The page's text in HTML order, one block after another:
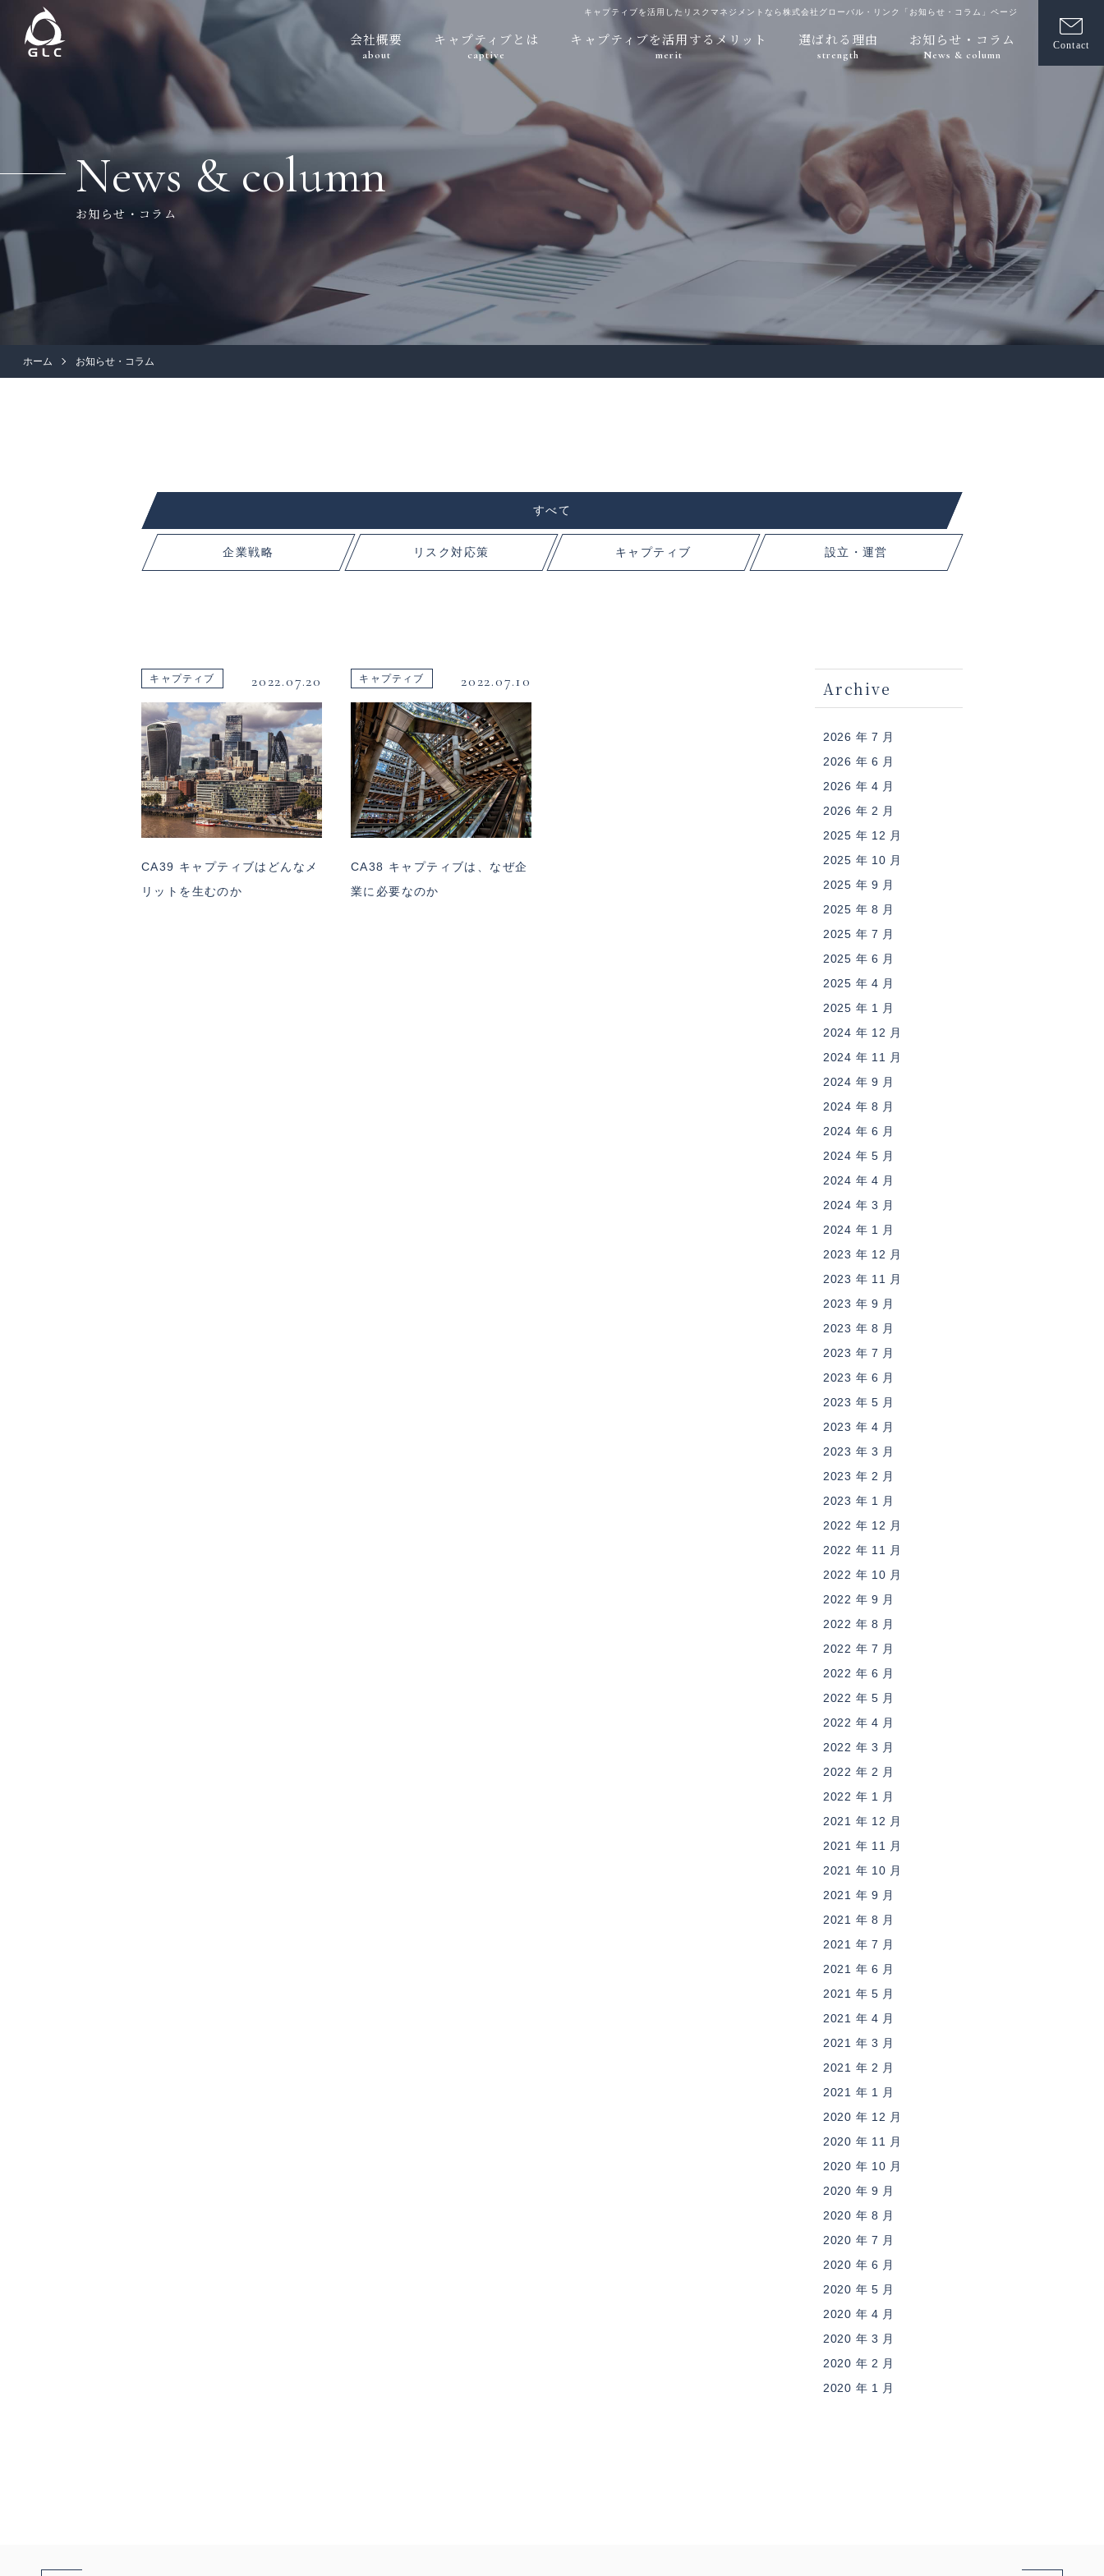
キャプティブを活用したリスクマネジメントなら株式会社グローバル・リンク「お知らせ・コラム」ページ
会社概要
about
キャプティブとは
captive
キャプティブを活用するメリット
merit
選ばれる理由
strength
お知らせ・コラム
News & column
Contact
News & column
お知らせ・コラム
ホーム お知らせ・コラム
すべて
企業戦略 リスク対応策 キャプティブ 設立・運営
キャプティブ 2022.07.20
CA39 キャプティブはどんなメ
リットを生むのか
キャプティブ 2022.07.10
CA38 キャプティブは、なぜ企
業に必要なのか
Archive
2026 年 7 月
2026 年 6 月
2026 年 4 月
2026 年 2 月
2025 年 12 月
2025 年 10 月
2025 年 9 月
2025 年 8 月
2025 年 7 月
2025 年 6 月
2025 年 4 月
2025 年 1 月
2024 年 12 月
2024 年 11 月
2024 年 9 月
2024 年 8 月
2024 年 6 月
2024 年 5 月
2024 年 4 月
2024 年 3 月
2024 年 1 月
2023 年 12 月
2023 年 11 月
2023 年 9 月
2023 年 8 月
2023 年 7 月
2023 年 6 月
2023 年 5 月
2023 年 4 月
2023 年 3 月
2023 年 2 月
2023 年 1 月
2022 年 12 月
2022 年 11 月
2022 年 10 月
2022 年 9 月
2022 年 8 月
2022 年 7 月
2022 年 6 月
2022 年 5 月
2022 年 4 月
2022 年 3 月
2022 年 2 月
2022 年 1 月
2021 年 12 月
2021 年 11 月
2021 年 10 月
2021 年 9 月
2021 年 8 月
2021 年 7 月
2021 年 6 月
2021 年 5 月
2021 年 4 月
2021 年 3 月
2021 年 2 月
2021 年 1 月
2020 年 12 月
2020 年 11 月
2020 年 10 月
2020 年 9 月
2020 年 8 月
2020 年 7 月
2020 年 6 月
2020 年 5 月
2020 年 4 月
2020 年 3 月
2020 年 2 月
2020 年 1 月